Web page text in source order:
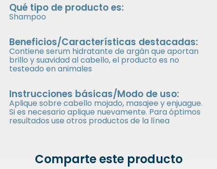
Qué tipo de producto es:
Shampoo
Beneficios/Características destacadas:
Contiene serum hidratante de argán que aportan
brillo y suavidad al cabello, el producto es no
testeado en animales
Instrucciones básicas/Modo de uso:
Aplique sobre cabello mojado, masajee y enjuague.
Si es necesario aplique nuevamente. Para óptimos
resultados use otros productos de la línea
Comparte este producto